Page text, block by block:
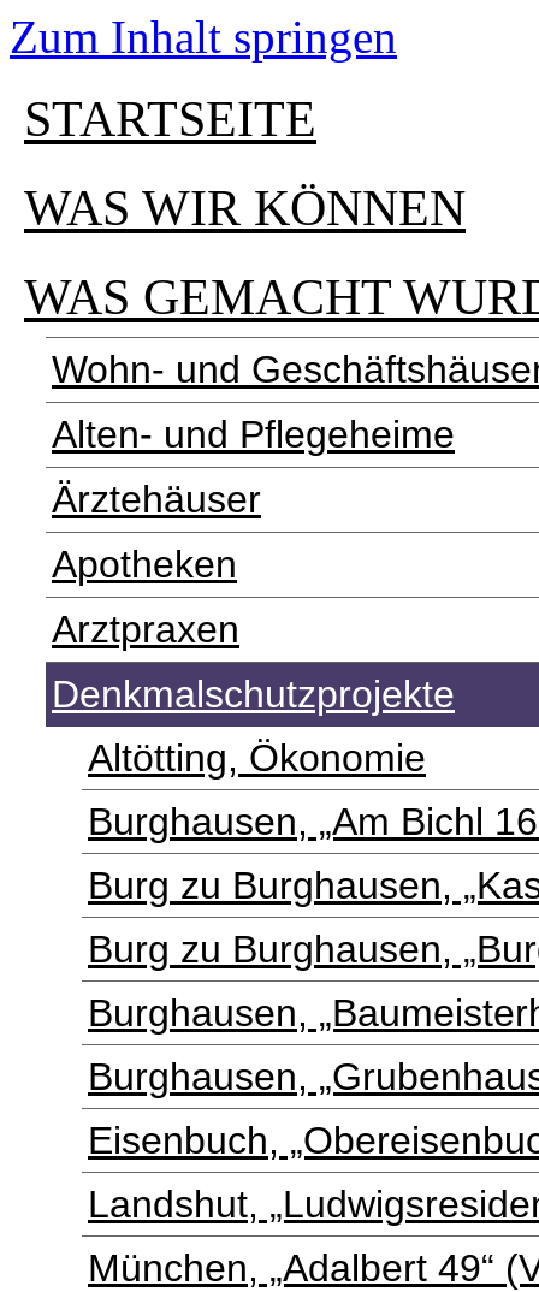
Zum Inhalt springen
STARTSEITE
WAS WIR KÖNNEN
WAS GEMACHT
Wohn- und
Alten- und Pflegeheime
Ärztehäuser
Apotheken
Arztpraxen
Denkmalschutzprojekte
Altötting, Ökonomie
Burghausen, „Am Bichl
Burg zu Burghausen,
Burg zu Burghausen,
Burghausen,
Burghausen,
Eisenbuch,
Landshut,
München, „Adalbert 49“